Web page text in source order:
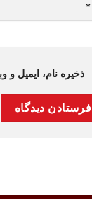
*
ذخیره نام، ایمیل